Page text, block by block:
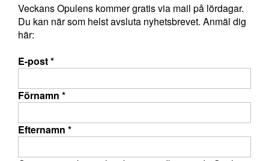
Veckans Opulens kommer gratis via mail på lördagar.
Du kan när som helst avsluta nyhetsbrevet. Anmäl dig
här:
E-post*
Förnamn *
Efternamn *